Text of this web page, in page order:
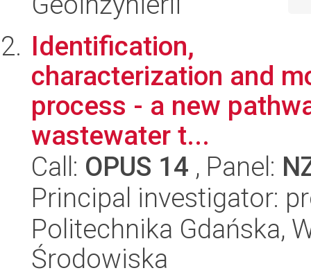
Identification,
characterization and
process - a new
wastewater t...
Call: OPUS 14 , Panel:
Principal investigator:
Politechnika Gdańska,
Środowiska